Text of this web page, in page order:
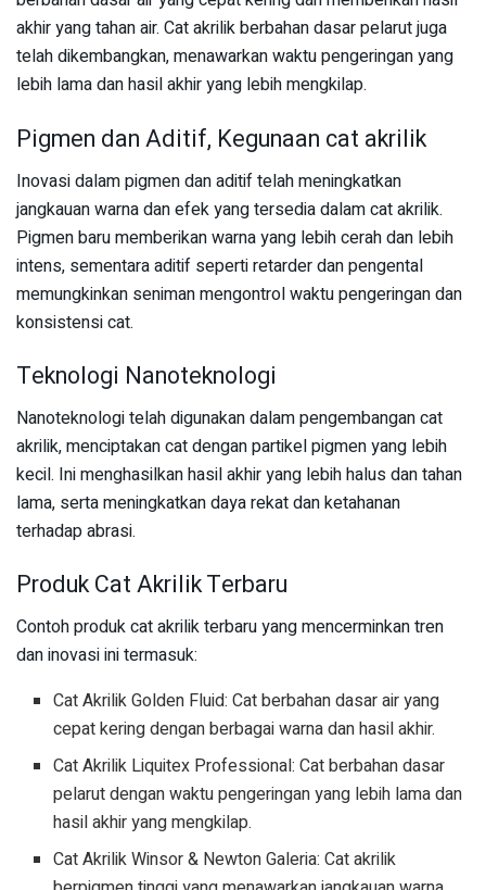
akhir yang tahan air. Cat akrilik berbahan dasar pelarut juga
telah dikembangkan, menawarkan waktu pengeringan yang
lebih lama dan hasil akhir yang lebih mengkilap.
Pigmen dan Aditif, Kegunaan cat akrilik
Inovasi dalam pigmen dan aditif telah meningkatkan
jangkauan warna dan efek yang tersedia dalam cat akrilik.
Pigmen baru memberikan warna yang lebih cerah dan lebih
intens, sementara aditif seperti retarder dan pengental
memungkinkan seniman mengontrol waktu pengeringan dan
konsistensi cat.
Teknologi Nanoteknologi
Nanoteknologi telah digunakan dalam pengembangan cat
akrilik, menciptakan cat dengan partikel pigmen yang lebih
kecil. Ini menghasilkan hasil akhir yang lebih halus dan tahan
lama, serta meningkatkan daya rekat dan ketahanan
terhadap abrasi.
Produk Cat Akrilik Terbaru
Contoh produk cat akrilik terbaru yang mencerminkan tren
dan inovasi ini termasuk:
Cat Akrilik Golden Fluid: Cat berbahan dasar air yang
cepat kering dengan berbagai warna dan hasil akhir.
Cat Akrilik Liquitex Professional: Cat berbahan dasar
pelarut dengan waktu pengeringan yang lebih lama dan
hasil akhir yang mengkilap.
Cat Akrilik Winsor & Newton Galeria: Cat akrilik